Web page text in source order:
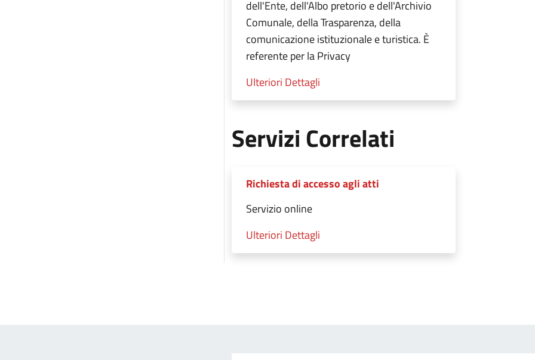
dell'Ente, dell'Albo pretorio e dell'Archivio
Comunale, della Trasparenza, della
comunicazione istituzionale e turistica. È
referente per la Privacy
Ulteriori Dettagli
Servizi Correlati
Richiesta di accesso agli atti
Servizio online
Ulteriori Dettagli